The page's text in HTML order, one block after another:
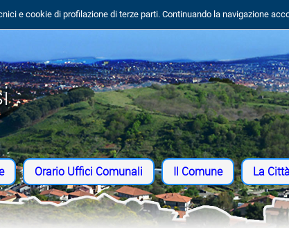
e cookie di profilazione di terze parti. Continuando la navigazione
Orario Uffici Comunali Il Comune La